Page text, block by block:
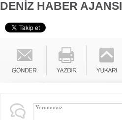
DENİZ HABER AJANSI